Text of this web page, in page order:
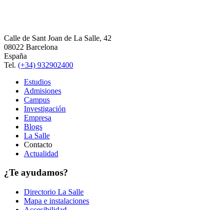
Calle de Sant Joan de La Salle, 42
08022 Barcelona
España
Tel. (+34) 932902400
Estudios
Admisiones
Campus
Investigación
Empresa
Blogs
La Salle
Contacto
Actualidad
¿Te ayudamos?
Directorio La Salle
Mapa e instalaciones